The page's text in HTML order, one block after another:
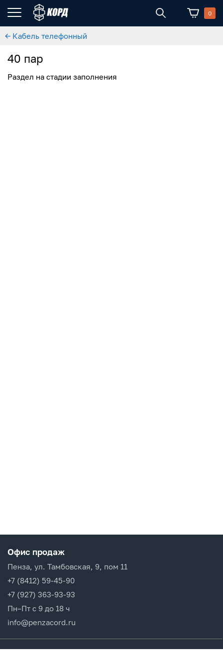
0
← Кабель телефонный
40 пар
Раздел на стадии заполнения
Офис продаж
Пенза, ул. Тамбовская, 9, пом 11
+7 (8412) 59-45-90
+7 (927) 363-93-93
Пн–Пт с 9 до 18 ч
info@penzacord.ru
Производители